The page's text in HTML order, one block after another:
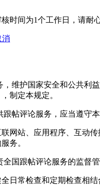
时间为1个工作日，请耐
消
维护国家安全和公共利
制定本规定。
帖评论服务，应当遵守本
网站、应用程序、互动
务。
国跟帖评论服务的监督
日常检查和定期检查相